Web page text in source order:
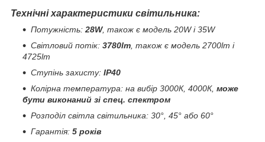
Технічні характеристики світильника:
Потужність: 28W, також є модель 20W і 35W
Світловий потік: 3780lm , також є модель 2700lm і
4725lm
Ступінь захисту: IP40
Колірна температура: на вибір 3000К, 4000К, може
бути виконаний зі спец. спектром
Розподіл світла світильника: 30°, 45° або 60°
Гарантія: 5 років